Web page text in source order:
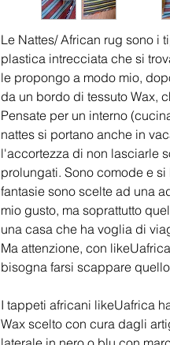
Le Nattes/ African rug sono i
plastica intrecciata che si
le propongo a modo mio,
da un bordo di tessuto Wax,
Pensate per un interno
nattes si portano anche in
l'accortezza di non lasciarle
prolungati. Sono comode e
fantasie sono scelte ad una
mio gusto, ma soprattutto
una casa che ha voglia di
Ma attenzione, con
bisogna farsi scappare
I tappeti africani likeUafrica
Wax scelto con cura dagli